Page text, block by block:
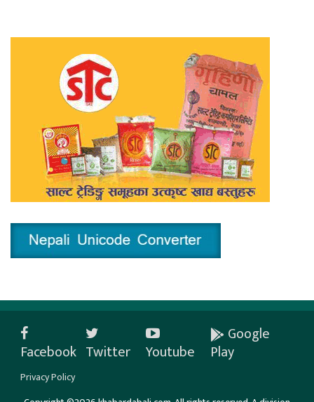
Facebook Twitter Youtube
Google
Play
Privacy Policy